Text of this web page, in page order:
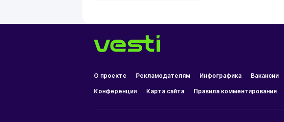
О проекте Рекламодателям Инфографика Вакансии
Конференции Карта сайта Правила комментирования